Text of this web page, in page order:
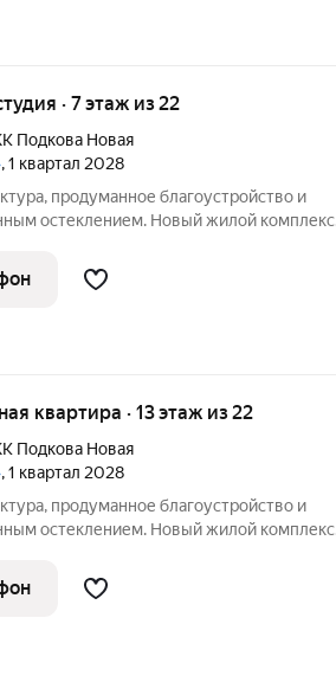
· 7 этаж из 22
Подкова Новая
, 1 квартал 2028
продуманное благоустройство и
остеклением. Новый жилой комплекс
шагов от магазинов и кафе.Премьерный
квартира · 13 этаж из 22
Подкова Новая
, 1 квартал 2028
продуманное благоустройство и
остеклением. Новый жилой комплекс
шагов от магазинов и кафе.Премьерный